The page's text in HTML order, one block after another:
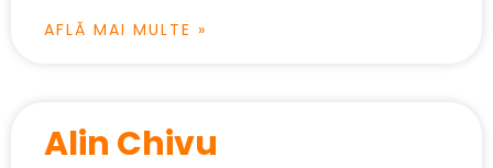
AFLĂ MAI MULTE »
Alin Chivu